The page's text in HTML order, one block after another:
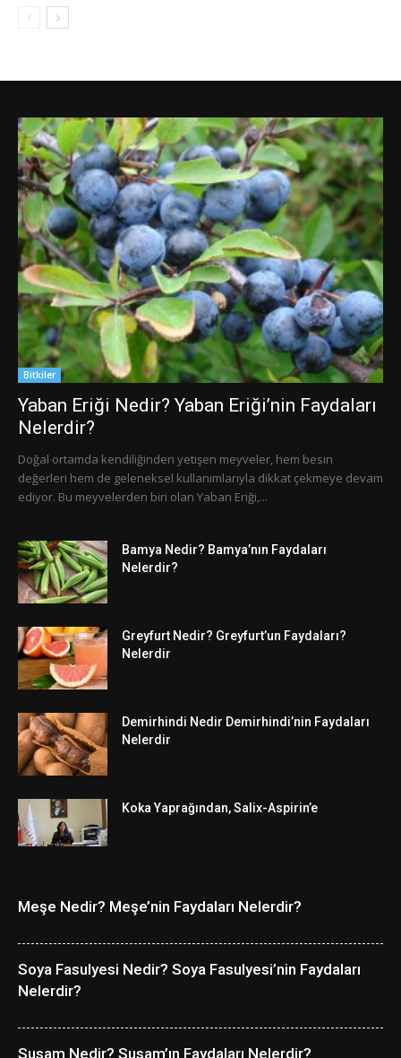
Bitkiler
Yaban Eriği Nedir? Yaban Eriği’nin Faydaları
Nelerdir?
Doğal ortamda kendiliğinden yetişen meyveler, hem besin
değerleri hem de geleneksel kullanımlarıyla dikkat çekmeye devam
ediyor. Bu meyvelerden biri olan Yaban Eriği,...
Bamya Nedir? Bamya’nın Faydaları
Nelerdir?
Greyfurt Nedir? Greyfurt’un Faydaları?
Nelerdir
Demirhindi Nedir Demirhindi’nin Faydaları
Nelerdir
Koka Yaprağından, Salix-Aspirin’e
Meşe Nedir? Meşe’nin Faydaları Nelerdir?
Soya Fasulyesi Nedir? Soya Fasulyesi’nin Faydaları
Nelerdir?
Susam Nedir? Susam’ın Faydaları Nelerdir?